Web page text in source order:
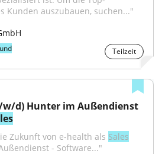
Kunden auszubauen, suchen..."
Teilzeit
w/d) Hunter im Außendienst
Zukunft von e-health als Sales
- Software..."